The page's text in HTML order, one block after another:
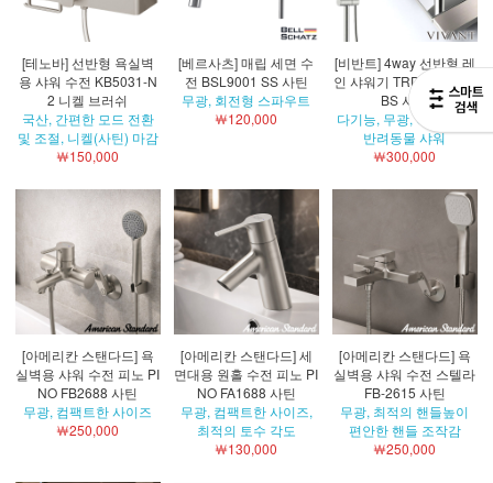
[테노바] 선반형 욕실벽
용 샤워 수전 KB5031-N
2 니켈 브러쉬
국산, 간편한 모드 전환
및 조절, 니켈(사틴) 마감
￦150,000
[베르사츠] 매립 세면 수
전 BSL9001 SS 사틴
무광, 회전형 스파우트
￦120,000
[비반트] 4way 선반형 레
인 샤워기 TRD P2-4000
BS 사틴
다기능, 무광, 하단토수,
반려동물 샤워
￦300,000
[아메리칸 스탠다드] 욕
실벽용 샤워 수전 피노 PI
NO FB2688 사틴
무광, 컴팩트한 사이즈
￦250,000
[아메리칸 스탠다드] 세
면대용 원홀 수전 피노 PI
NO FA1688 사틴
무광, 컴팩트한 사이즈,
최적의 토수 각도
￦130,000
[아메리칸 스탠다드] 욕
실벽용 샤워 수전 스텔라
FB-2615 사틴
무광, 최적의 핸들높이
편안한 핸들 조작감
￦250,000